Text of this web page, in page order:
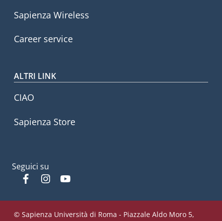
Sapienza Wireless
Career service
ALTRI LINK
CIAO
Sapienza Store
Seguici su
FacebookInstagram
© Sapienza Università di Roma - Piazzale Aldo Moro 5,